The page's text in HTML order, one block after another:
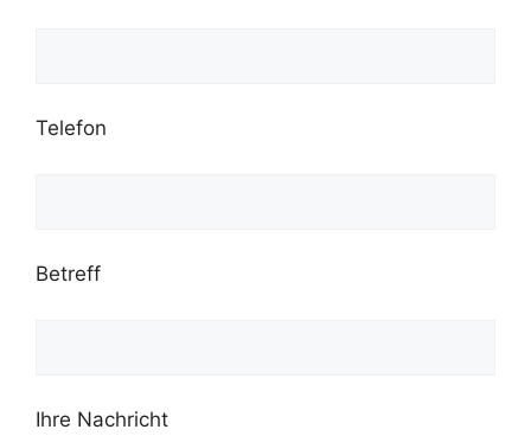
Telefon
Betreff
Ihre Nachricht